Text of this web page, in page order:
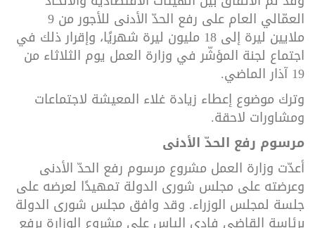
العمّالي العام على رفع الحدّ الأدنى للأجور من 9
ملايين ليرة إلى 18 مليون ليرة شهريًا، وإقرار ذلك في
اجتماع لجنة المؤشّر في وزارة العمل يوم الثلاثاء من
19 آذار الماضي.
وترك موضوع إعطاء زيادة غلاء المعيشة لاجتماعات
ومشاورات لاحقة.
مرسوم رفع الحدّ الأدنى
أعدّت وزارة العمل مشروع مرسوم رفع الحدّ الأدنى
وعرضته على مجلس شورى الدولة تمهيدًا لعرضه على
جلسة لمجلس الوزراء. وقد وافق مجلس شورى الدولة
برئاسة القاضي فادي إلياس على مشروع الوزارة برفع